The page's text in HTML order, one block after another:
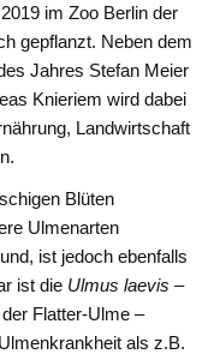
im Zoo Berlin der
gepflanzt. Neben dem
Jahres Stefan Meier
Knieriem wird dabei
Landwirtschaft
Blüten
Ulmenarten
ist jedoch ebenfalls
ist die Ulmus laevis –
Flatter-Ulme –
als z.B.